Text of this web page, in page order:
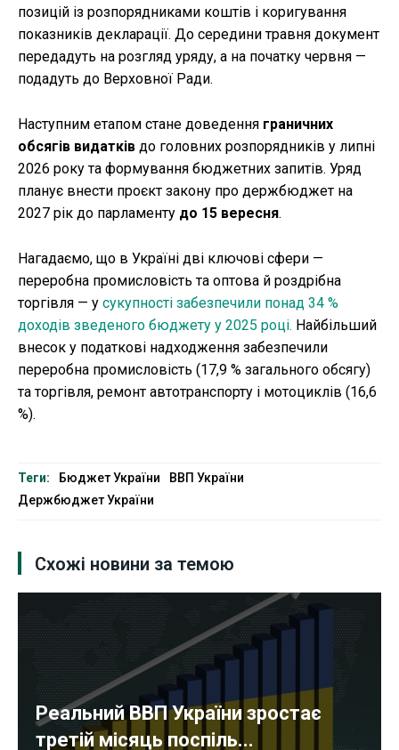
позицій із розпорядниками коштів і коригування
показників декларації. До середини травня документ
передадуть на розгляд уряду, а на початку червня —
подадуть до Верховної Ради.
Наступним етапом стане доведення граничних
обсягів видатків до головних розпорядників у липні
2026 року та формування бюджетних запитів. Уряд
планує внести проєкт закону про держбюджет на
2027 рік до парламенту до 15 вересня.
Нагадаємо, що в Україні дві ключові сфери —
переробна промисловість та оптова й роздрібна
торгівля — у сукупності забезпечили понад 34 %
доходів зведеного бюджету у 2025 році. Найбільший
внесок у податкові надходження забезпечили
переробна промисловість (17,9 % загального обсягу)
та торгівля, ремонт автотранспорту і мотоциклів (16,6
%).
Теги: Бюджет України
ВВП України
Держбюджет України
Схожі новини за темою
Реальний ВВП України зростає
третій місяць поспіль...